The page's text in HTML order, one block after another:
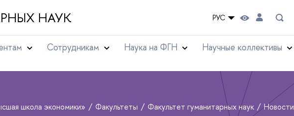
НАУК РУС
Сотрудникам Наука на ФГН
Научные коллективы
школа экономики» Факультеты Факультет гуманитарных наук Новости